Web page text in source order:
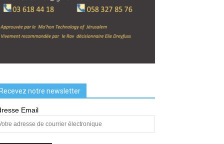
Recevez notre newsletter
Email